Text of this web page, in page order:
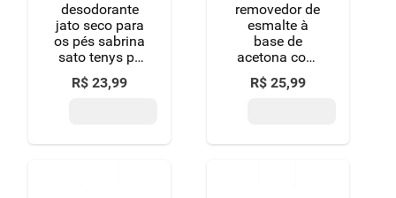
desodorante
jato seco para
os pés sabrina
sato tenys pé
frasco 150ml
spray
R$ 23,99
removedor de
esmalte à
base de
acetona com
hidratante
farmax frasco
R$ 25,99